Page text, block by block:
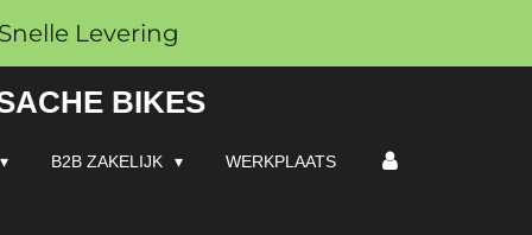
Snelle Levering
BIKES
B2B ZAKELIJK WERKPLAATS